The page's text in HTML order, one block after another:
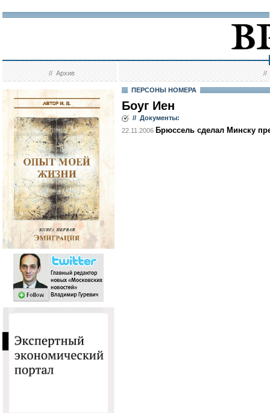
//Архив //
ПЕРСОНЫ НОМЕРА
Боуг Иен
// Документы:
22.11.2006 Брюссель сделал Минску